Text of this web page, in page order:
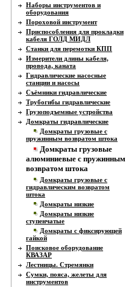
Наборы инструментов и
оборудования
Пороховой инструмент
Приспособления для прокладки
кабеля ГОЛД МИДЛ
Станки для перемотки КПП
Измерители длины кабеля,
провода, каната
Гидравлические насосные
станции и насосы
Съёмники гидравлические
Трубогибы гидравлические
Грузоподъемные устройства
Домкраты гидравлические
Домкраты грузовые с
пружинным возвратом штока
Домкраты грузовые
алюминиевые с пружинным
возвратом штока
Домкраты грузовые с
гидравлическим возвратом
штока
Домкраты низкие
Домкраты низкие
ступенчатые
Домкраты с фиксирующей
гайкой
Поисковое оборудование
КВАЗАР
Лестницы. Стремянки
Сумки, пояса, желеты для
инструментов